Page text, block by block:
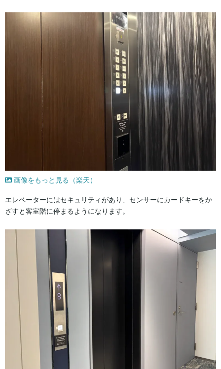
画像をもっと見る（楽天）
エレベーターにはセキュリティがあり、センサーにカードキーをか
ざすと客室階に停まるようになります。